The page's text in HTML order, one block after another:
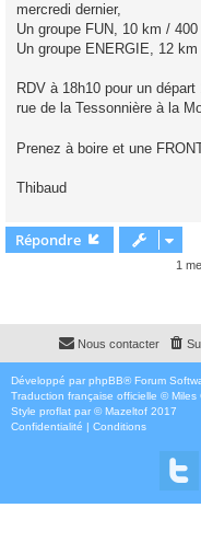
mercredi dernier,
Un groupe FUN, 10 km / 400
Un groupe ENERGIE, 12
RDV à 18h10 pour un
rue de la Tessonnière à la
Prenez à boire et une
Thibaud
Répondre
1
Nous contacter
Développé par phpBB® Forum
Traduction française officielle ©Miles
Style proflat par ©Mazeltof 2017
Confidentialité | Conditions